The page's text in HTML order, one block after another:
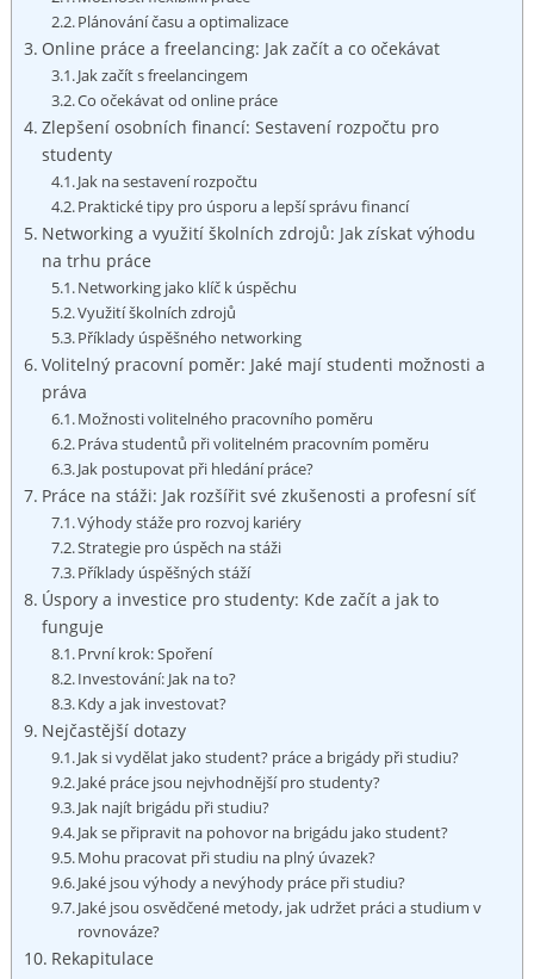
Plánování času a⁢ optimalizace
Online práce a freelancing: Jak začít a co ⁢očekávat
Jak začít s freelancingem
Co očekávat od online práce
Zlepšení osobních financí:‍ Sestavení‌ rozpočtu pro‌
studenty
Jak na sestavení rozpočtu
Praktické⁢ tipy pro úsporu ⁢a lepší správu financí
Networking a využití školních zdrojů: ‌Jak získat‍ výhodu
na ​trhu práce
Networking jako klíč k úspěchu
Využití ‌školních zdrojů
Příklady⁣ úspěšného networking
Volitelný pracovní poměr:⁢ Jaké mají​ studenti možnosti a
práva
Možnosti volitelného pracovního poměru
Práva‍ studentů ⁤při volitelném ⁣pracovním poměru
Jak postupovat při hledání práce?
Práce na stáži: Jak rozšířit své zkušenosti a ⁤profesní síť
Výhody stáže pro rozvoj kariéry
Strategie pro úspěch na⁤ stáži
Příklady ‍úspěšných stáží
Úspory ⁣a investice pro studenty: Kde‍ začít a jak to
funguje
První krok: Spoření
Investování: Jak na to?
Kdy a jak investovat?
Nejčastější⁤ dotazy
Jak⁣ si vydělat jako student? práce a‌ brigády při studiu?
Jaké práce jsou nejvhodnější pro studenty?
Jak najít brigádu při studiu?
Jak ​se připravit na‌ pohovor na brigádu jako student?
Mohu pracovat při‍ studiu na plný úvazek?
Jaké jsou výhody ‍a nevýhody​ práce při studiu?
Jaké jsou osvědčené metody, jak⁣ udržet práci a studium v
rovnováze?
Rekapitulace